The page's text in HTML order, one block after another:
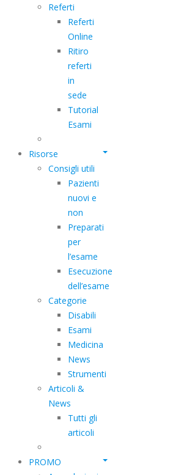
Referti
Referti
Online
Ritiro
referti
in
sede
Tutorial
Esami
Risorse
Consigli utili
Pazienti
nuovi e
non
Preparati
per
l’esame
Esecuzione
dell’esame
Categorie
Disabili
Esami
Medicina
News
Strumenti
Articoli &
News
Tutti gli
articoli
PROMO